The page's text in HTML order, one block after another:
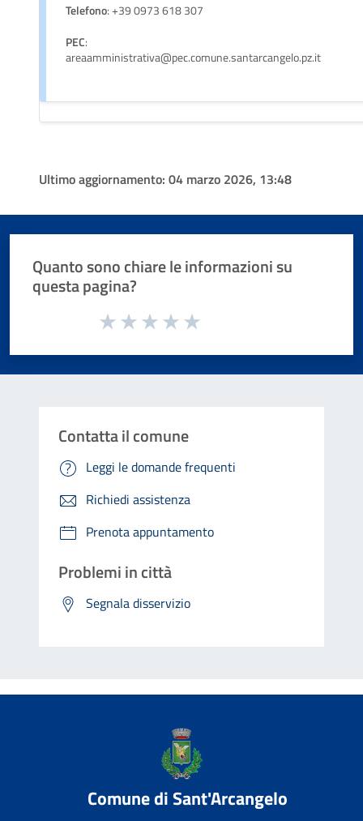
Telefono: +39 0973 618 307
PEC:
areaamministrativa@pec.comune.santarcangelo.pz.it
Ultimo aggiornamento: 04 marzo 2026, 13:48
Quanto sono chiare le informazioni su
questa pagina?
Valuta da 1 a 5 stelle la pagina
Contatta il comune
Leggi le domande frequenti
Richiedi assistenza
Prenota appuntamento
Problemi in città
Segnala disservizio
Comune di Sant'Arcangelo